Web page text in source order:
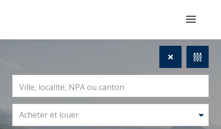
Acheter et louer